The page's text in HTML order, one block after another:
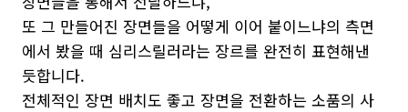
또 그 만들어진 장면들을 어떻게 이어 붙이느냐의 측면
에서 봤을 때 심리스릴러라는 장르를 완전히 표현해낸
듯합니다.
전체적인 장면 배치도 좋고 장면을 전환하는 소품의 사